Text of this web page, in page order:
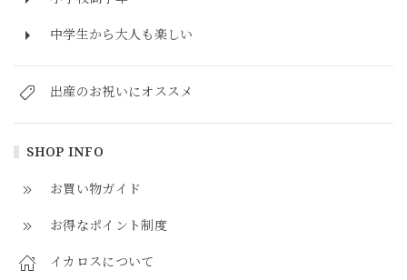
中学生から大人も楽しい
出産のお祝いにオススメ
SHOP INFO
お買い物ガイド
お得なポイント制度
イカロスについて